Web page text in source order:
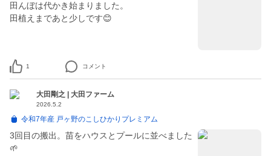
田んぼは代かき始まりました。
田植えまであと少しです😊
1 コメント
大田剛之 | 大田ファーム
2026.5.2
令和7年産 戸ヶ野のこしひかりプレミアム
3回目の搬出。苗をハウスとプールに並べました
🌱